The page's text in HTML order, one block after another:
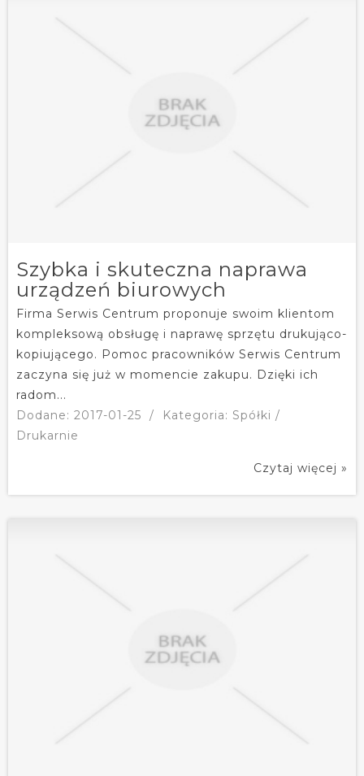
Szybka i skuteczna naprawa
urządzeń biurowych
Firma Serwis Centrum proponuje swoim klientom
kompleksową obsługę i naprawę sprzętu drukująco-
kopiującego. Pomoc pracowników Serwis Centrum
zaczyna się już w momencie zakupu. Dzięki ich
radom...
Dodane: 2017-01-25
/
Kategoria: Spółki /
Drukarnie
Czytaj więcej »